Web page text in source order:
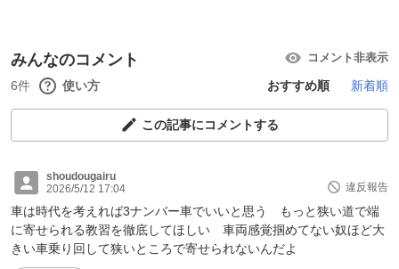
みんなのコメント コメント非表示
6件 使い方 おすすめ順 新着順
この記事にコメントする
shoudougairu
2026/5/12 17:04
違反報告
車は時代を考えれば3ナンバー車でいいと思う もっと狭い道で端
に寄せられる教習を徹底してほしい 車両感覚掴めてない奴ほど大
きい車乗り回して狭いところで寄せられないんだよ